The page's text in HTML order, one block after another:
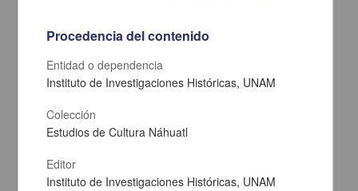
Procedencia del contenido
Entidad o dependencia
Instituto de Investigaciones Históricas, UNAM
Colección
Estudios de Cultura Náhuatl
Editor
Instituto de Investigaciones Históricas, UNAM